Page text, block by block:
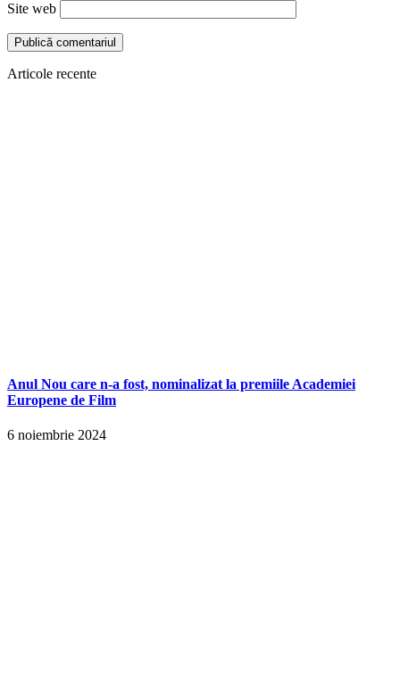
Site web
Articole recente
Anul Nou care n-a fost, nominalizat la premiile Academiei
Europene de Film
6 noiembrie 2024